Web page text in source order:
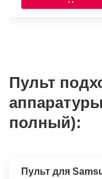
Пульт
полный):
Пульт для